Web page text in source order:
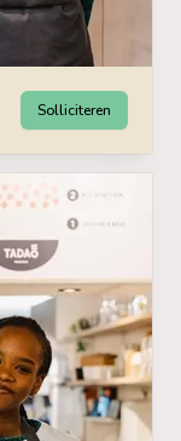
Solliciteren